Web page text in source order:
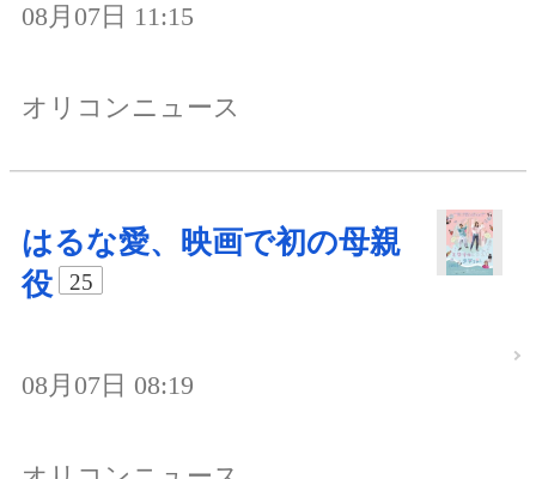
08月07日 11:15
オリコンニュース
はるな愛、映画で初の母親
役
25
08月07日 08:19